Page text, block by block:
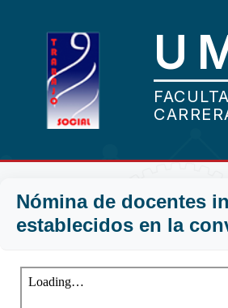
Nómina de docentes
establecidos en la